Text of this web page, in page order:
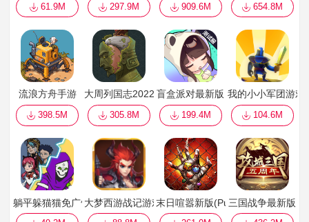
61.9M 297.9M 909.6M 654.8M
流浪方舟手游
398.5M
大周列国志2022官方
305.8M
盲盒派对最新版
199.4M
我的小小军团游戏
104.6M
躺平躲猫猫免广告大梦西游战记游戏最新版末日喧嚣新版(Puzzles Survival)
三国战争最新版